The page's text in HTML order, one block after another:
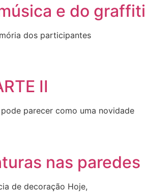
e do graffiti
dos participantes
II
parecer como uma novidade
nas paredes
de decoração Hoje,